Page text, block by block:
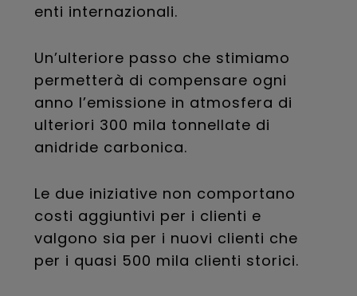
enti internazionali.
Un’ulteriore passo che stimiamo
permetterà di compensare ogni
anno l’emissione in atmosfera di
ulteriori 300 mila tonnellate di
anidride carbonica.
Le due iniziative non comportano
costi aggiuntivi per i clienti e
valgono sia per i nuovi clienti che
per i quasi 500 mila clienti storici.